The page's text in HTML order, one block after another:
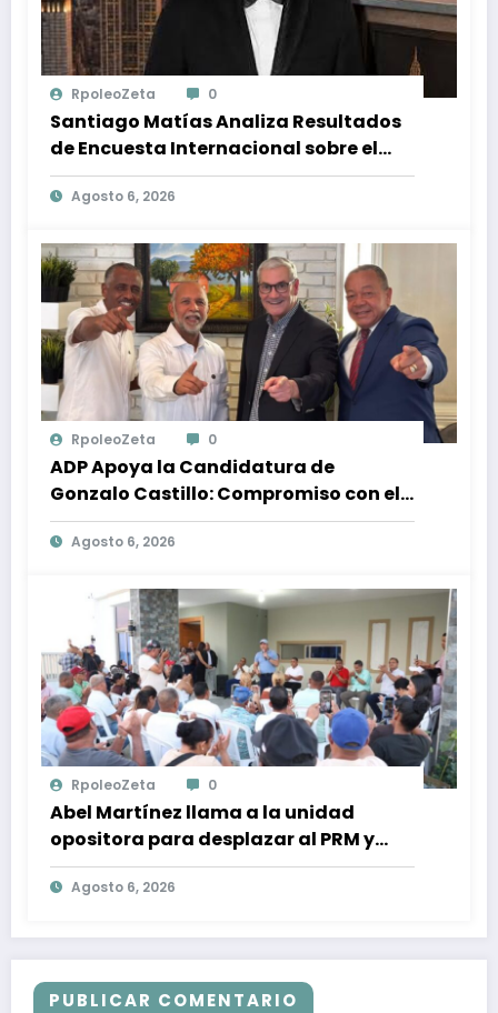
RpoleoZeta 0
Santiago Matías Analiza Resultados
de Encuesta Internacional sobre el
Panorama Político en República
Dominicana: Tendencias y Opiniones
Agosto 6, 2026
RpoleoZeta 0
ADP Apoya la Candidatura de
Gonzalo Castillo: Compromiso con el
Desarrollo Nacional y la Participación
Política
Agosto 6, 2026
RpoleoZeta 0
Abel Martínez llama a la unidad
opositora para desplazar al PRM y
recuperar la confianza ciudadana
Agosto 6, 2026
PUBLICAR COMENTARIO